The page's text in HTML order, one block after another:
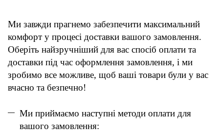
Ми завжди прагнемо забезпечити максимальний
комфорт у процесі доставки вашого замовлення.
Оберіть найзручніший для вас спосіб оплати та
доставки під час оформлення замовлення, і ми
зробимо все можливе, щоб ваші товари були у вас
вчасно та безпечно!
Ми приймаємо наступні методи оплати для
вашого замовлення: